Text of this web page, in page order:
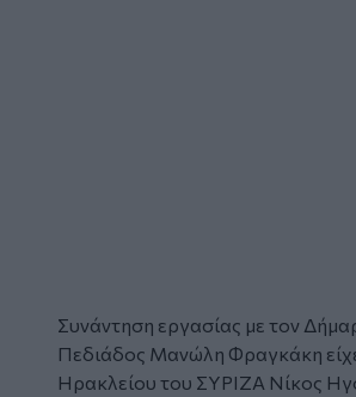
Συνάντηση εργασίας με τον
Πεδιάδος Μανώλη Φραγκάκη
Ηρακλείου του ΣΥΡΙΖΑ Νίκος